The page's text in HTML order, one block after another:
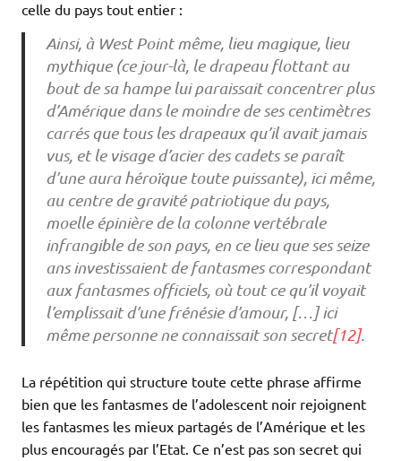
celle du pays tout entier :
Ainsi, à West Point même, lieu magique, lieu
mythique (ce jour-là, le drapeau flottant au
bout de sa hampe lui paraissait concentrer plus
d’Amérique dans le moindre de ses centimètres
carrés que tous les drapeaux qu’il avait jamais
vus, et le visage d’acier des cadets se paraît
d’une aura héroïque toute puissante), ici même,
au centre de gravité patriotique du pays,
moelle épinière de la colonne vertébrale
infrangible de son pays, en ce lieu que ses seize
ans investissaient de fantasmes correspondant
aux fantasmes officiels, où tout ce qu’il voyait
l’emplissait d’une frénésie d’amour, […] ici
même personne ne connaissait son secret[12].
La répétition qui structure toute cette phrase affirme
bien que les fantasmes de l’adolescent noir rejoignent
les fantasmes les mieux partagés de l’Amérique et les
plus encouragés par l’Etat. Ce n’est pas son secret qui